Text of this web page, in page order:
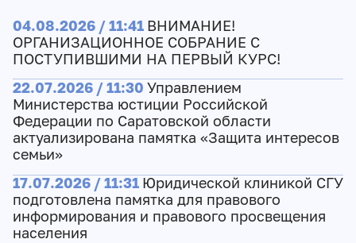
04.08.2026 / 11:41 ВНИМАНИЕ!
ОРГАНИЗАЦИОННОЕ СОБРАНИЕ С
ПОСТУПИВШИМИ НА ПЕРВЫЙ КУРС!
22.07.2026 / 11:30 Управлением
Министерства юстиции Российской
Федерации по Саратовской области
актуализирована памятка «Защита интересов
семьи»
17.07.2026 / 11:31 Юридической клиникой СГУ
подготовлена памятка для правового
информирования и правового просвещения
населения